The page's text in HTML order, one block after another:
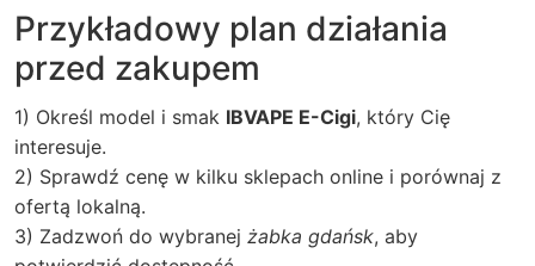
Przykładowy plan działania
przed zakupem
1) Określ model i smak IBVAPE E-Cigi, który Cię
interesuje.
2) Sprawdź cenę w kilku sklepach online i porównaj z
ofertą lokalną.
3) Zadzwoń do wybranej żabka gdańsk, aby